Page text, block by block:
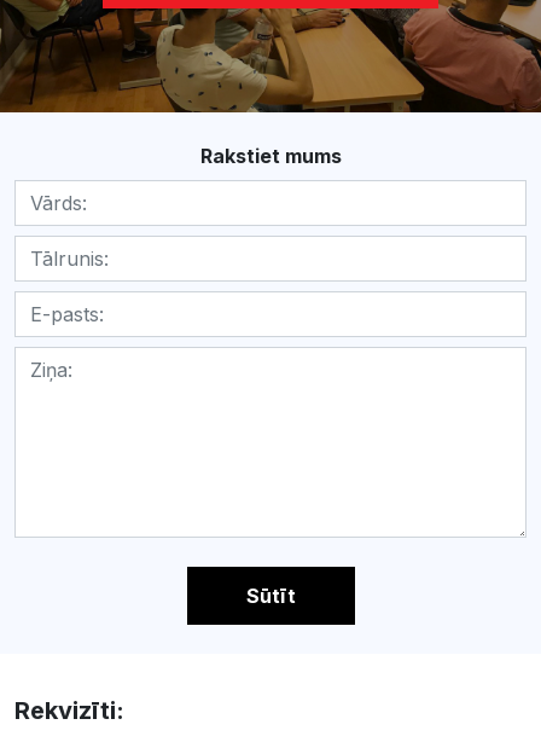
Rakstiet mums
Sūtīt
Rekvizīti: